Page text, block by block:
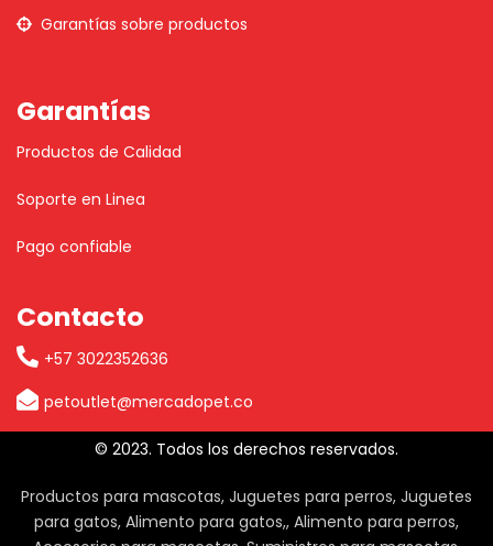
Garantías sobre productos
Garantías
Productos de Calidad
Soporte en Linea
Pago confiable
Contacto
+57 3022352636
petoutlet@mercadopet.co
© 2023. Todos los derechos reservados.
Productos para mascotas, Juguetes para perros, Juguetes
para gatos, Alimento para gatos,, Alimento para perros,